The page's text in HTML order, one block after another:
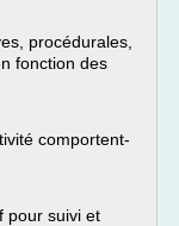
procédurales,
fonction des
comportent-
pour suivi et